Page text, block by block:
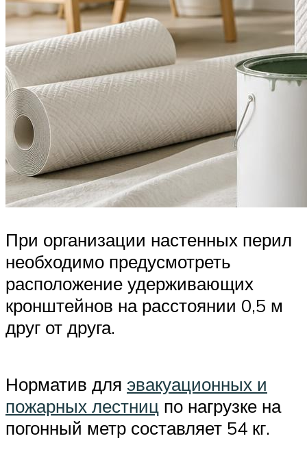
При организации настенных перил
необходимо предусмотреть
расположение удерживающих
кронштейнов на расстоянии 0,5 м
друг от друга.
Норматив для эвакуационных и
пожарных лестниц по нагрузке на
погонный метр составляет 54 кг.